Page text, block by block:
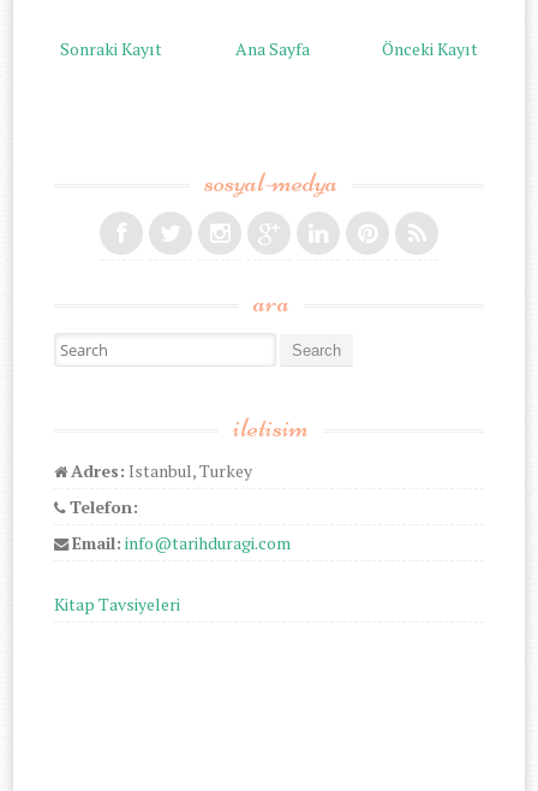
Sonraki Kayıt Önceki Kayıt
Ana Sayfa
sosyal-medya
ara
Search for:
iletisim
Adres: Istanbul, Turkey
Telefon:
Email: info@tarihduragi.com
Kitap Tavsiyeleri